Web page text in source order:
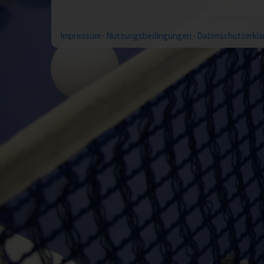
Impressum · Nutzungsbedingungen ·